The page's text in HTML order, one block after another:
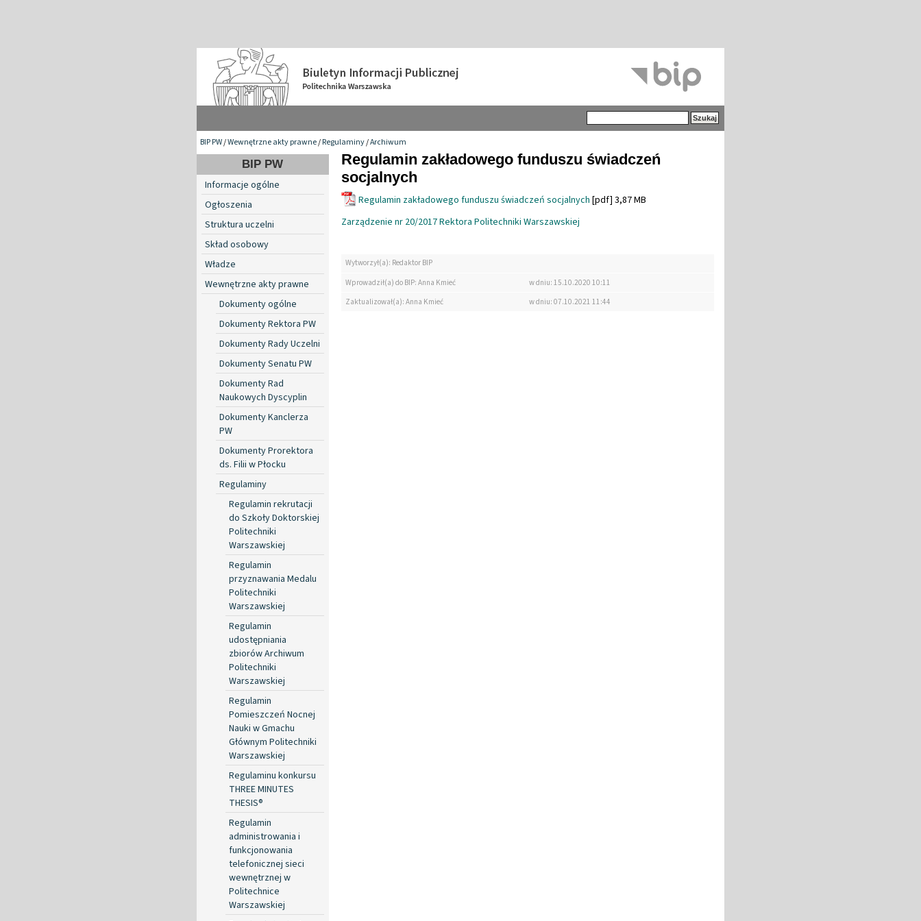
BIP PW/Wewnętrzne akty prawne/Regulaminy/Archiwum
BIP PW
Informacje ogólne
Ogłoszenia
Struktura uczelni
Skład osobowy
Władze
Wewnętrzne akty prawne
Dokumenty ogólne
Dokumenty Rektora PW
Dokumenty Rady Uczelni
Dokumenty Senatu PW
Dokumenty Rad
Naukowych Dyscyplin
Dokumenty Kanclerza
PW
Dokumenty Prorektora
ds. Filii w Płocku
Regulaminy
Regulamin rekrutacji
do Szkoły Doktorskiej
Politechniki
Warszawskiej
Regulamin
przyznawania Medalu
Politechniki
Warszawskiej
Regulamin
udostępniania
zbiorów Archiwum
Politechniki
Warszawskiej
Regulamin
Pomieszczeń Nocnej
Nauki w Gmachu
Głównym Politechniki
Warszawskiej
Regulaminu konkursu
THREE MINUTES
THESIS®
Regulamin
administrowania i
funkcjonowania
telefonicznej sieci
wewnętrznej w
Politechnice
Warszawskiej
Regulamin zakładowego funduszu świadczeń
socjalnych
Regulamin zakładowego funduszu świadczeń socjalnych [pdf] 3,87 MB
Zarządzenie nr 20/2017 Rektora Politechniki Warszawskiej
Wytworzył(a): Redaktor BIP
Wprowadził(a) do BIP: Anna Kmieć
w dniu: 15.10.2020 10:11
Zaktualizował(a): Anna Kmieć
w dniu: 07.10.2021 11:44